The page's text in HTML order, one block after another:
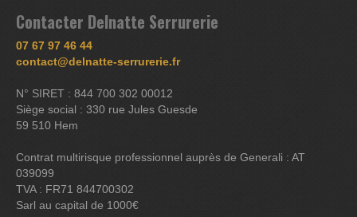
Contacter Delnatte Serrurerie
07 67 97 46 44
contact@delnatte-serrurerie.fr
N° SIRET : 844 700 302 00012
Siège social : 330 rue Jules Guesde
59 510 Hem
Contrat multirisque professionnel auprès de Generali : AT
039099
TVA : FR71 844700302
Sarl au capital de 1000€